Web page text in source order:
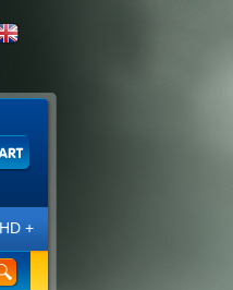
2D discs. The